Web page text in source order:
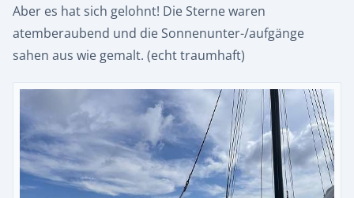
Aber es hat sich gelohnt! Die Sterne waren
atemberaubend und die Sonnenunter-/aufgänge
sahen aus wie gemalt. (echt traumhaft)